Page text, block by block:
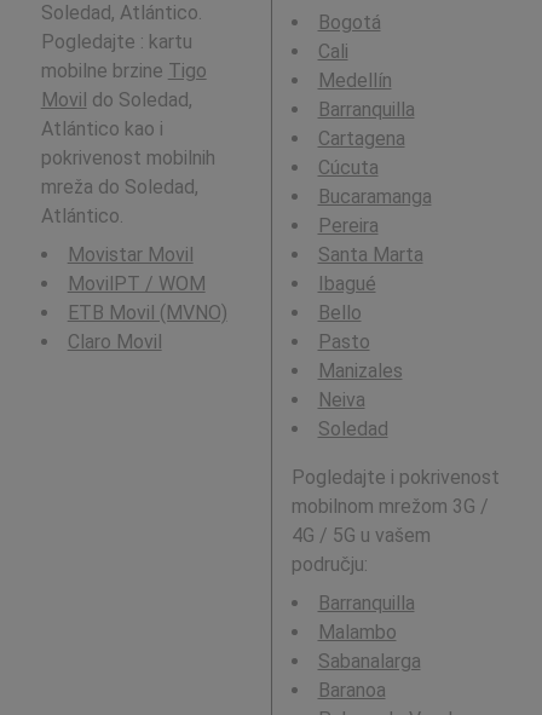
Soledad, Atlántico.
Pogledajte : kartu
mobilne brzine Tigo
Movil do Soledad,
Atlántico kao i
pokrivenost mobilnih
mreža do Soledad,
Atlántico.
Movistar Movil
MovilPT / WOM
ETB Movil (MVNO)
Claro Movil
Bogotá
Cali
Medellín
Barranquilla
Cartagena
Cúcuta
Bucaramanga
Pereira
Santa Marta
Ibagué
Bello
Pasto
Manizales
Neiva
Soledad
Pogledajte i pokrivenost
mobilnom mrežom 3G /
4G / 5G u vašem
području:
Barranquilla
Malambo
Sabanalarga
Baranoa